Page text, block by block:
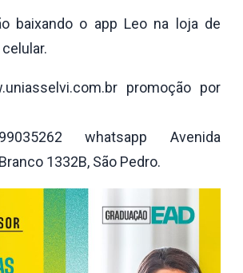
baixando o app Leo na loja de
promoção por
whatsapp Avenida
1332B, São Pedro.